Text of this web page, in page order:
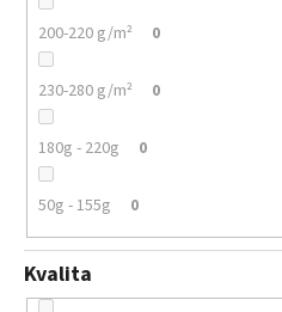
200-220 g/m² 0
230-280 g/m² 0
180g - 220g 0
50g - 155g 0
Kvalita